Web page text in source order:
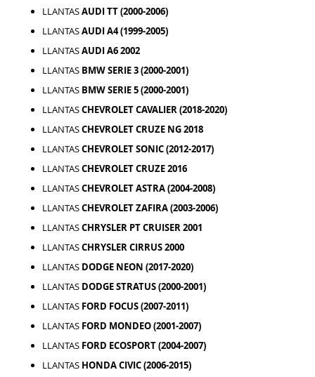
LLANTASAUDI TT (2000-2006)
LLANTASAUDI A4 (1999-2005)
LLANTASAUDI A6 2002
LLANTAS BMW SERIE 3 (2000-2001)
LLANTAS BMW SERIE 5 (2000-2001)
LLANTASCHEVROLET CAVALIER (2018-2020)
LLANTASCHEVROLET CRUZE NG 2018
LLANTASCHEVROLET SONIC (2012-2017)
LLANTASCHEVROLET CRUZE 2016
LLANTASCHEVROLET ASTRA (2004-2008)
LLANTASCHEVROLET ZAFIRA (2003-2006)
LLANTASCHRYSLER PT CRUISER 2001
LLANTASCHRYSLER CIRRUS 2000
LLANTAS DODGE NEON (2017-2020)
LLANTAS DODGE STRATUS (2000-2001)
LLANTAS FORD FOCUS (2007-2011)
LLANTAS FORD MONDEO (2001-2007)
LLANTAS FORD ECOSPORT (2004-2007)
LLANTAS HONDA CIVIC (2006-2015)